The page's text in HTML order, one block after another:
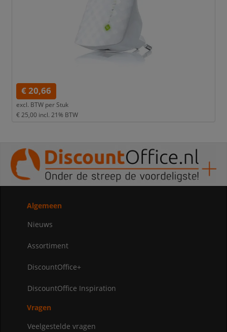
€ 20,66
excl. BTW per Stuk
€ 25,00 incl. 21% BTW
Algemeen
Nieuws
Assortiment
DiscountOffice+
DiscountOffice Inspiration
Vragen
Veelgestelde vragen